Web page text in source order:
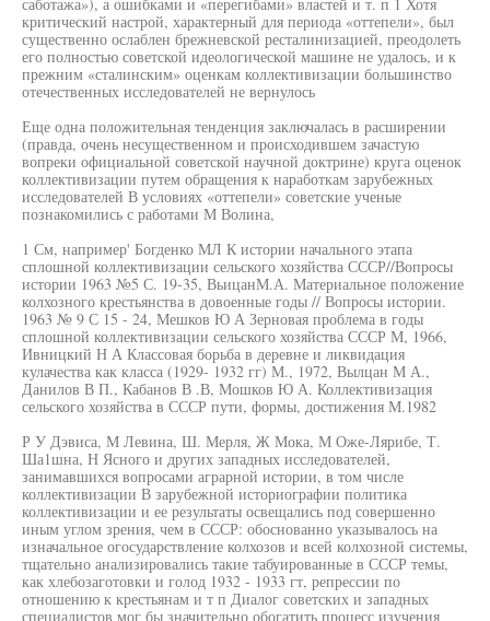
критический настрой, характерный для периода «оттепели», был
существенно ослаблен брежневской ресталинизацией, преодолеть
его полностью советской идеологической машине не удалось, и к
прежним «сталинским» оценкам коллективизации большинство
отечественных исследователей не вернулось
Еще одна положительная тенденция заключалась в расширении
(правда, очень несущественном и происходившем зачастую
вопреки официальной советской научной доктрине) круга оценок
коллективизации путем обращения к наработкам зарубежных
исследователей В условиях «оттепели» советские ученые
познакомились с работами М Волина,
1 См, например' Богденко МЛ К истории начального этапа
сплошной коллективизации сельского хозяйства СССР//Вопросы
истории 1963 №5 С. 19-35, ВьицанМ.А. Материальное положение
колхозного крестьянства в довоенные годы // Вопросы истории.
1963 № 9 С 15 - 24, Мешков Ю А Зерновая проблема в годы
сплошной коллективизации сельского хозяйства СССР М, 1966,
Ивницкий Н А Классовая борьба в деревне и ликвидация
кулачества как класса (1929- 1932 гг) М., 1972, Вылцан М А.,
Данилов В П., Кабанов В .В, Мошков Ю А. Коллективизация
сельского хозяйства в СССР пути, формы, достижения М.1982
Р У Дэвиса, М Левина, Ш. Мерля, Ж Мока, М Оже-Лярибе, Т.
Ша1шна, Н Ясного и других западных исследователей,
занимавшихся вопросами аграрной истории, в том числе
коллективизации В зарубежной историографии политика
коллективизации и ее результаты освещались под совершенно
иным углом зрения, чем в СССР: обоснованно указывалось на
изначальное огосударствление колхозов и всей колхозной системы,
тщательно анализировались такие табуированные в СССР темы,
как хлебозаготовки и голод 1932 - 1933 гт, репрессии по
отношению к крестьянам и т п Диалог советских и западных
специалистов мог бы значительно обогатить процесс изучения